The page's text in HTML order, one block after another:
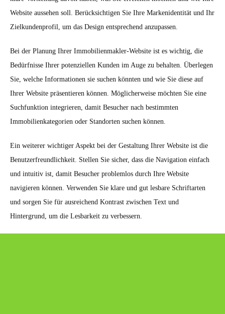
Website aussehen soll. Berücksichtigen Sie Ihre Markenidentität und Ihr
Zielkundenprofil, um das Design entsprechend anzupassen.
Bei der Planung Ihrer Immobilienmakler-Website ist es wichtig, die
Bedürfnisse Ihrer potenziellen Kunden im Auge zu behalten. Überlegen
Sie, welche Informationen sie suchen könnten und wie Sie diese auf
Ihrer Website präsentieren können. Möglicherweise möchten Sie eine
Suchfunktion integrieren, damit Besucher nach bestimmten
Immobilienkategorien oder Standorten suchen können.
Ein weiterer wichtiger Aspekt bei der Gestaltung Ihrer Website ist die
Benutzerfreundlichkeit. Stellen Sie sicher, dass die Navigation einfach
und intuitiv ist, damit Besucher problemlos durch Ihre Website
navigieren können. Verwenden Sie klare und gut lesbare Schriftarten
und sorgen Sie für ausreichend Kontrast zwischen Text und
Hintergrund, um die Lesbarkeit zu verbessern.